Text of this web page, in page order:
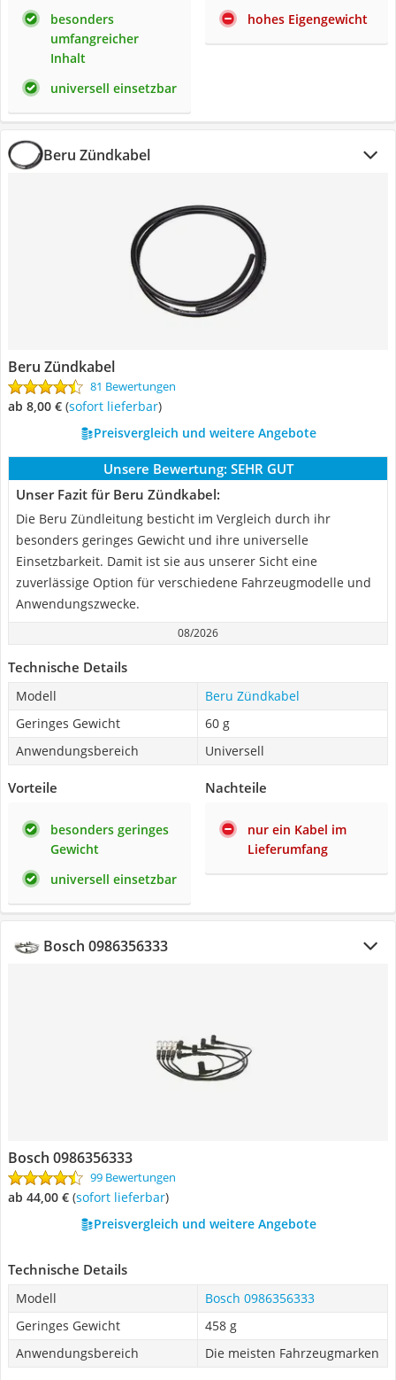
besonders
umfangreicher
Inhalt
universell einsetzbar
hohes Eigengewicht
Beru Zündkabel
Beru Zündkabel
81 Bewertungen
ab 8,00 € ( Sofort lieferbar)
Preisvergleich und weitere Angebote
Unsere Bewertung: SEHR GUT
Unser Fazit für Beru Zündkabel:
Die Beru Zündleitung besticht im Vergleich durch ihr
besonders geringes Gewicht und ihre universelle
Einsetzbarkeit. Damit ist sie aus unserer Sicht eine
zuverlässige Option für verschiedene Fahrzeugmodelle und
Anwendungszwecke.
08/2026
Technische Details
Modell
Beru Zündkabel
Geringes Gewicht
60 g
Anwendungsbereich
Universell
Vorteile
besonders geringes
Gewicht
universell einsetzbar
Nachteile
nur ein Kabel im
Lieferumfang
Bosch 0986356333
Bosch 0986356333
99 Bewertungen
ab 44,00 € ( Sofort lieferbar)
Preisvergleich und weitere Angebote
Technische Details
Modell
Bosch 0986356333
Geringes Gewicht
458 g
Anwendungsbereich
Die meisten Fahrzeugmarken